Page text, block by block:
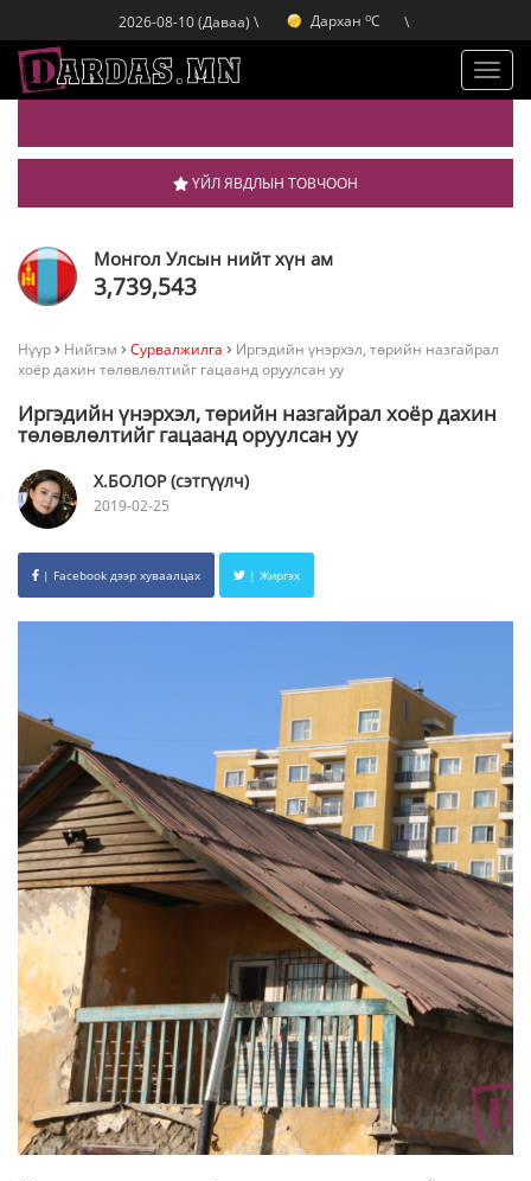
2026-08-10 (Даваа) \ Дархан oC
Эрдэнэт C
\
ҮЙЛ ЯВДЛЫН ТОВЧООН
Монгол Улсын нийт хүн ам
3,739,543
Нүүр Нийгэм Сурвалжилга
Иргэдийн үнэрхэл, төрийн назгайрал
хоёр дахин төлөвлөлтийг гацаанд оруулсан уу
Иргэдийн үнэрхэл, төрийн назгайрал хоёр дахин
төлөвлөлтийг гацаанд оруулсан уу
Х.БОЛОР (сэтгүүлч)
2019-02-25
| Facebook дээр хуваалцах | Жиргэх